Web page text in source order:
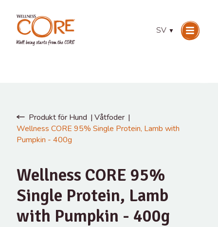
SV ▼
Produkt för Hund
Våtfoder
Wellness CORE 95% Single Protein, Lamb with
Pumpkin - 400g
Wellness CORE 95%
Single Protein, Lamb
with Pumpkin - 400g